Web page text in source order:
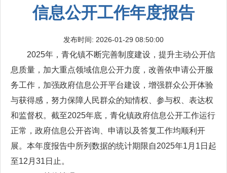
信息公开工作年度报告
发布时间: 2026-01-29 08:50:00
2025年，青化镇不断完善制度建设，提升主动公开信
息质量，加大重点领域信息公开力度，改善依申请公开服
务工作，加强政府信息公开平台建设，增强群众公开体验
与获得感，努力保障人民群众的知情权、参与权、表达权
和监督权。截至2025年底，青化镇政府信息公开工作运行
正常，政府信息公开咨询、申请以及答复工作均顺利开
展。本年度报告中所列数据的统计期限自2025年1月1日起
至12月31日止。